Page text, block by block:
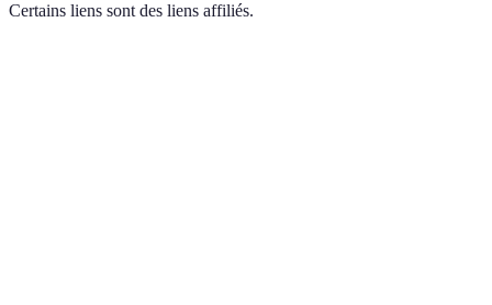
Certains liens sont des liens affiliés.